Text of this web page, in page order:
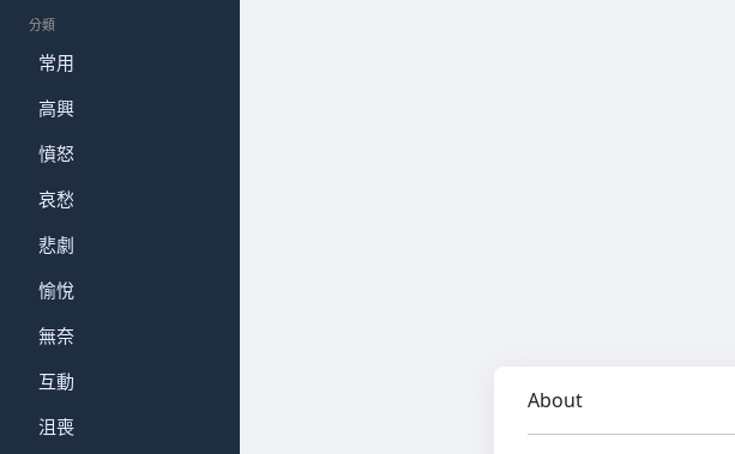
分類
常用
高興
憤怒
哀愁
悲劇
愉悅
無奈
互動
沮喪
About